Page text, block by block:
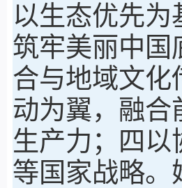
以生态优先为
筑牢美丽中国
合与地域文化
动为翼，融合
生产力；四以
等国家战略。